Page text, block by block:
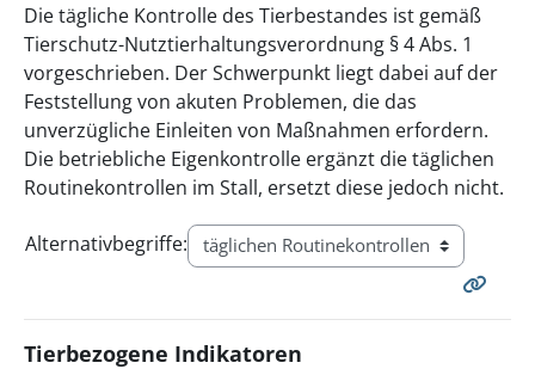
Die tägliche Kontrolle des Tierbestandes ist gemäß
Tierschutz-Nutztierhaltungsverordnung § 4 Abs. 1
vorgeschrieben. Der Schwerpunkt liegt dabei auf der
Feststellung von akuten Problemen, die das
unverzügliche Einleiten von Maßnahmen erfordern.
Die betriebliche Eigenkontrolle ergänzt die täglichen
Routinekontrollen im Stall, ersetzt diese jedoch nicht.
Alternativbegriffe:
Tierbezogene Indikatoren